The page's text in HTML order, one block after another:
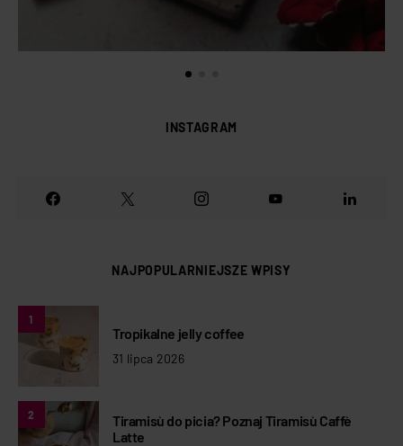
INSTAGRAM
NAJPOPULARNIEJSZE WPISY
1
Tropikalne jelly coffee
31 lipca 2026
2
Tiramisù do picia? Poznaj Tiramisù Caffè
Latte